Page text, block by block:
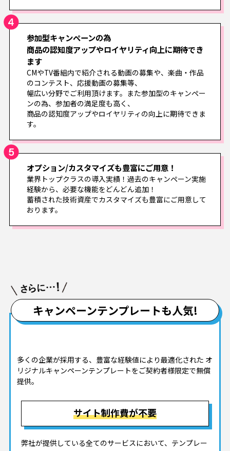
参加型キャンペーンの為
商品の認知度アップやロイヤリティ向上に期待でき
ます
CMやTV番組内で紹介される動画の募集や、楽曲・作品
のコンテスト、応援動画の募集等、
幅広い分野でご利用頂けます。また参加型のキャンペー
ンの為、参加者の満足度も高く、
商品の認知度アップやロイヤリティの向上に期待できま
す。
オプション/カスタマイズも豊富にご用意！
業界トップクラスの導入実績！過去のキャンペーン実施
経験から、必要な機能をどんどん追加！
蓄積された技術資産でカスタマイズも豊富にご用意して
おります。
キャンペーンテンプレートも人気!
多くの企業が採用する、豊富な経験値により最適化された オ
リジナルキャンペーンテンプレートをご契約者様限定で無償
提供。
サイト制作費が不要
弊社が提供している全てのサービスにおいて、テンプレー